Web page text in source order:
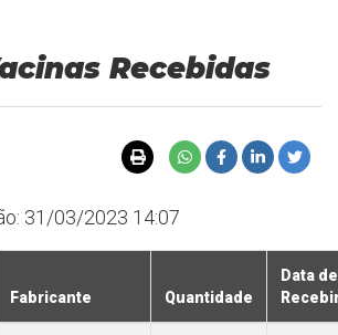
Recebidas
31/03/2023 14:07
Fabricante Quantidade
Data de